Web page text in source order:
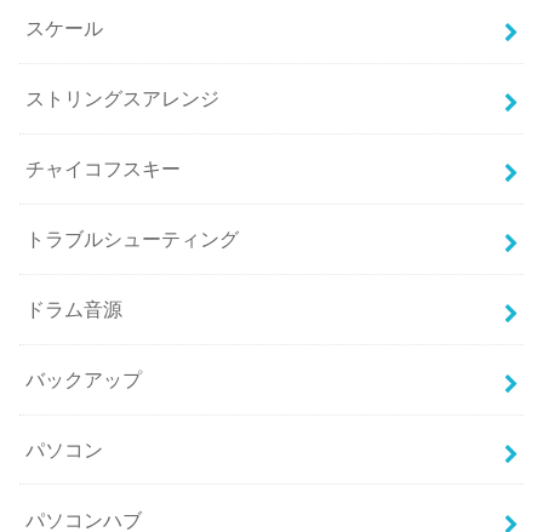
スケール
ストリングスアレンジ
チャイコフスキー
トラブルシューティング
ドラム音源
バックアップ
パソコン
パソコンハブ